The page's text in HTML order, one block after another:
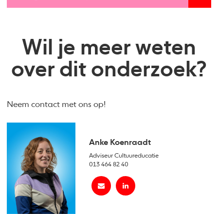
Wil je meer weten
over dit onderzoek?
Neem contact met ons op!
Anke Koenraadt
Adviseur Cultuureducatie
013 464 82 40